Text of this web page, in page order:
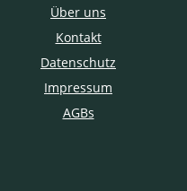
Über uns
Kontakt
Datenschutz
Impressum
AGBs